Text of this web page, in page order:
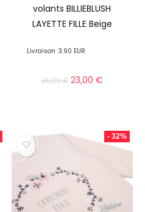
volants BILLIEBLUSH
LAYETTE FILLE Beige
Livraison 3.90 EUR
35,00€ 23,00 €
- 32%